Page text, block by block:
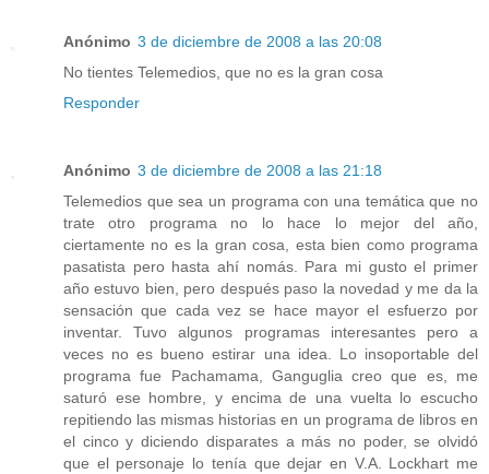
Anónimo 3 de diciembre de 2008 a las 20:08
No tientes Telemedios, que no es la gran cosa
Responder
Anónimo 3 de diciembre de 2008 a las 21:18
Telemedios que sea un programa con una temática que no
trate otro programa no lo hace lo mejor del año,
ciertamente no es la gran cosa, esta bien como programa
pasatista pero hasta ahí nomás. Para mi gusto el primer
año estuvo bien, pero después paso la novedad y me da la
sensación que cada vez se hace mayor el esfuerzo por
inventar. Tuvo algunos programas interesantes pero a
veces no es bueno estirar una idea. Lo insoportable del
programa fue Pachamama, Ganguglia creo que es, me
saturó ese hombre, y encima de una vuelta lo escucho
repitiendo las mismas historias en un programa de libros en
el cinco y diciendo disparates a más no poder, se olvidó
que el personaje lo tenía que dejar en V.A. Lockhart me